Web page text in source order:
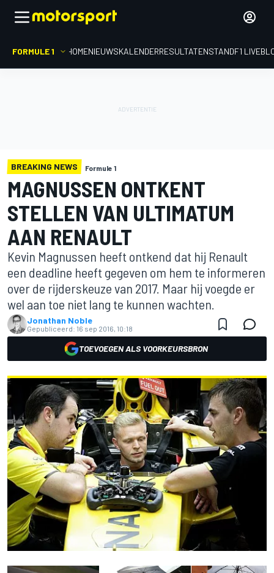
FORMULE 1 HOMENIEUWSKALENDERRESULTATENSTANDF1
BREAKING NEWS Formule 1
MAGNUSSEN ONTKENT
STELLEN VAN ULTIMATUM
AAN RENAULT
Kevin Magnussen heeft ontkend dat hij Renault
een deadline heeft gegeven om hem te informeren
over de rijderskeuze van 2017. Maar hij voegde er
wel aan toe niet lang te kunnen wachten.
Jonathan Noble
Gepubliceerd: 16 sep 2016, 10:18
TOEVOEGEN ALS VOORKEURSBRON